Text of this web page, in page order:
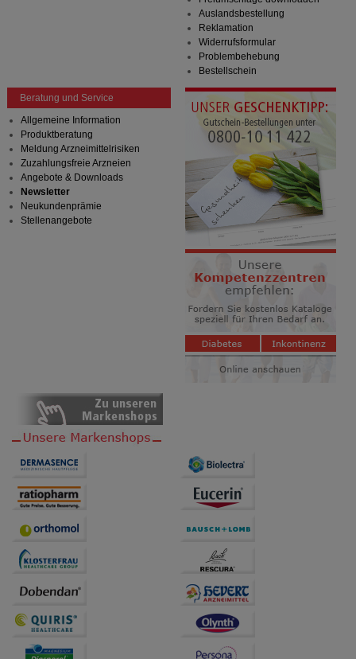
Auslandsbestellung
Reklamation
Widerrufsformular
Problembehebung
Bestellschein
Beratung und Service
Allgemeine Information
Produktberatung
Meldung Arzneimittelrisiken
Zuzahlungsfreie Arzneien
Angebote & Downloads
Newsletter
Neukundenprämie
Stellenangebote